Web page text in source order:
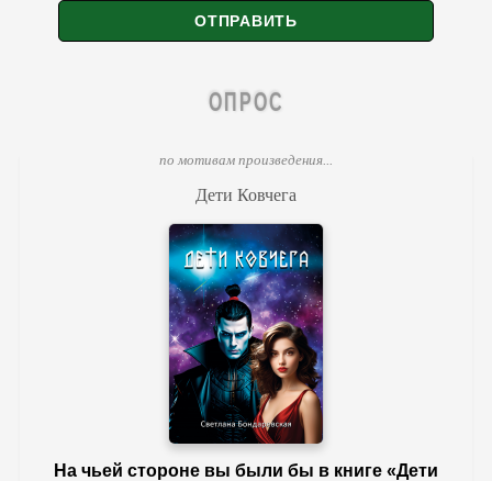
ОПРОС
по мотивам произведения...
Дети Ковчега
На чьей стороне вы были бы в книге «Дети